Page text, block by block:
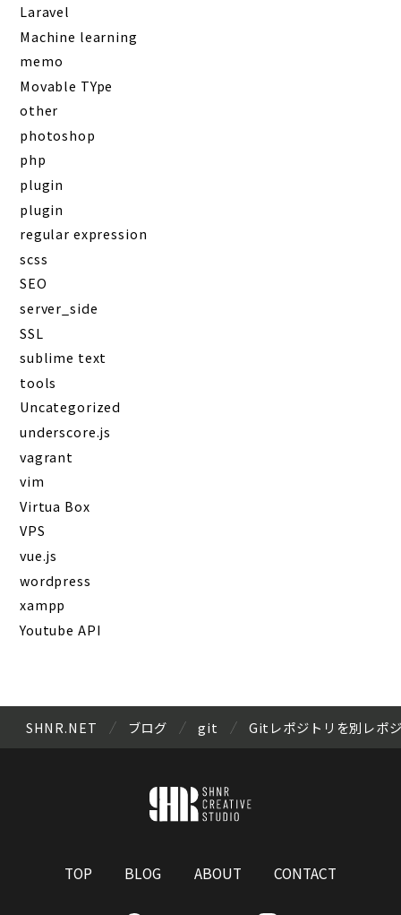
Laravel
Machine learning
memo
Movable TYpe
other
photoshop
php
plugin
plugin
regular expression
scss
SEO
server_side
SSL
sublime text
tools
Uncategorized
underscore.js
vagrant
vim
Virtua Box
VPS
vue.js
wordpress
xampp
Youtube API
SHNR.NET ブログ git Gitレポジトリを別レポ
TOP BLOG ABOUT CONTACT